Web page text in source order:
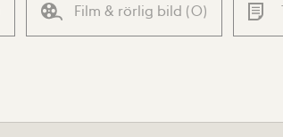
Film & rörlig bild (0)